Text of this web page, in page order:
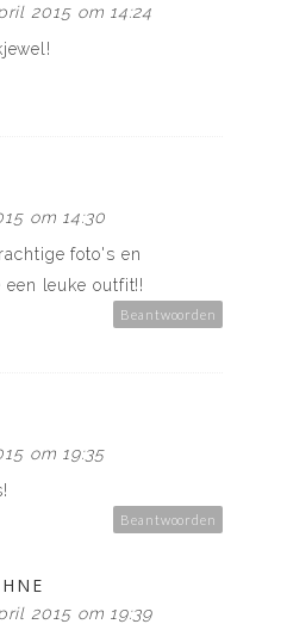
2015 om 14:24
om 14:30
foto's en
leuke outfit!!
Beantwoorden
om 19:35
Beantwoorden
2015 om 19:39